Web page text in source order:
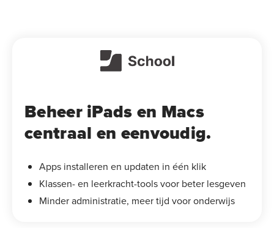
Beheer iPads en Macs
centraal en eenvoudig.
Apps installeren en updaten in één klik
Klassen- en leerkracht-tools voor beter lesgeven
Minder administratie, meer tijd voor onderwijs